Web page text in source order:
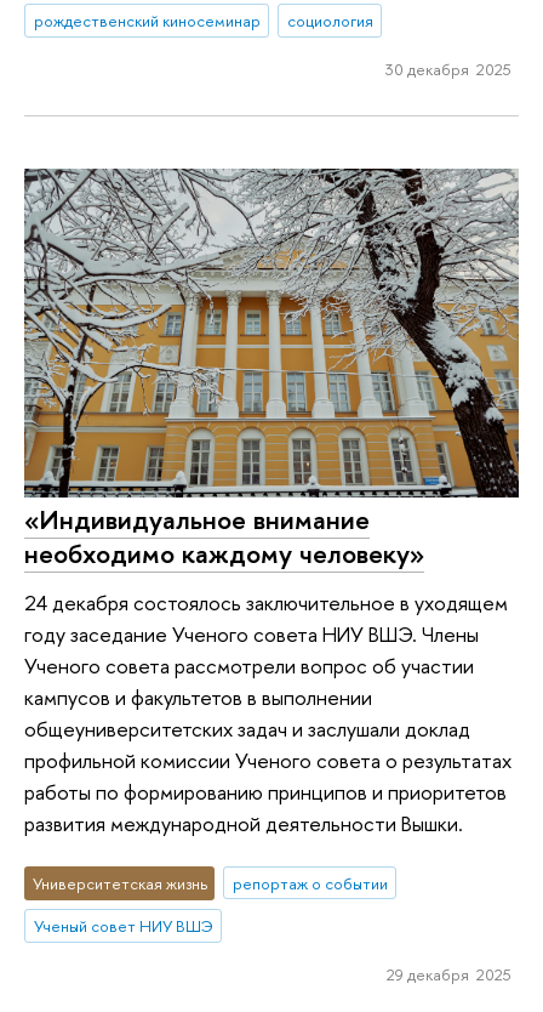
рождественский киносеминар
социология
30 декабря 2025
«Индивидуальное внимание
необходимо каждому человеку»
24 декабря состоялось заключительное в уходящем
году заседание Ученого совета НИУ ВШЭ. Члены
Ученого совета рассмотрели вопрос об участии
кампусов и факультетов в выполнении
общеуниверситетских задач и заслушали доклад
профильной комиссии Ученого совета о результатах
работы по формированию принципов и приоритетов
развития международной деятельности Вышки.
Университетская жизнь
репортаж о событии
Ученый совет НИУ ВШЭ
29 декабря 2025